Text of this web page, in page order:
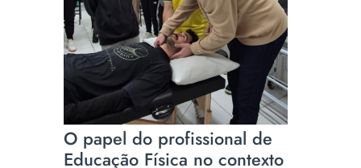
O papel do profissional de
Educação Física no contexto